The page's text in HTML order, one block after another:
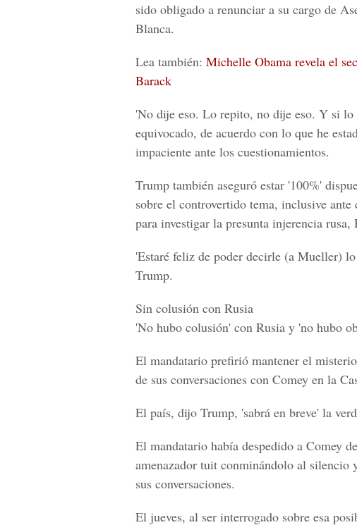
sido obligado a renunciar a su cargo de
Blanca.
Lea también: Michelle Obama revela el
Barack
'No dije eso. Lo repito, no dije eso. Y si lo
equivocado, de acuerdo con lo que he
impaciente ante los cuestionamientos.
Trump también aseguró estar '100%'
sobre el controvertido tema, inclusive
para investigar la presunta injerencia rusa,
'Estaré feliz de poder decirle (a Mueller)
Trump.
Sin colusión con Rusia
'No hubo colusión' con Rusia y 'no hubo
El mandatario prefirió mantener el
de sus conversaciones con Comey en la
El país, dijo Trump, 'sabrá en breve' la
El mandatario había despedido a Comey
amenazador tuit conminándolo al silencio
sus conversaciones.
El jueves, al ser interrogado sobre esa